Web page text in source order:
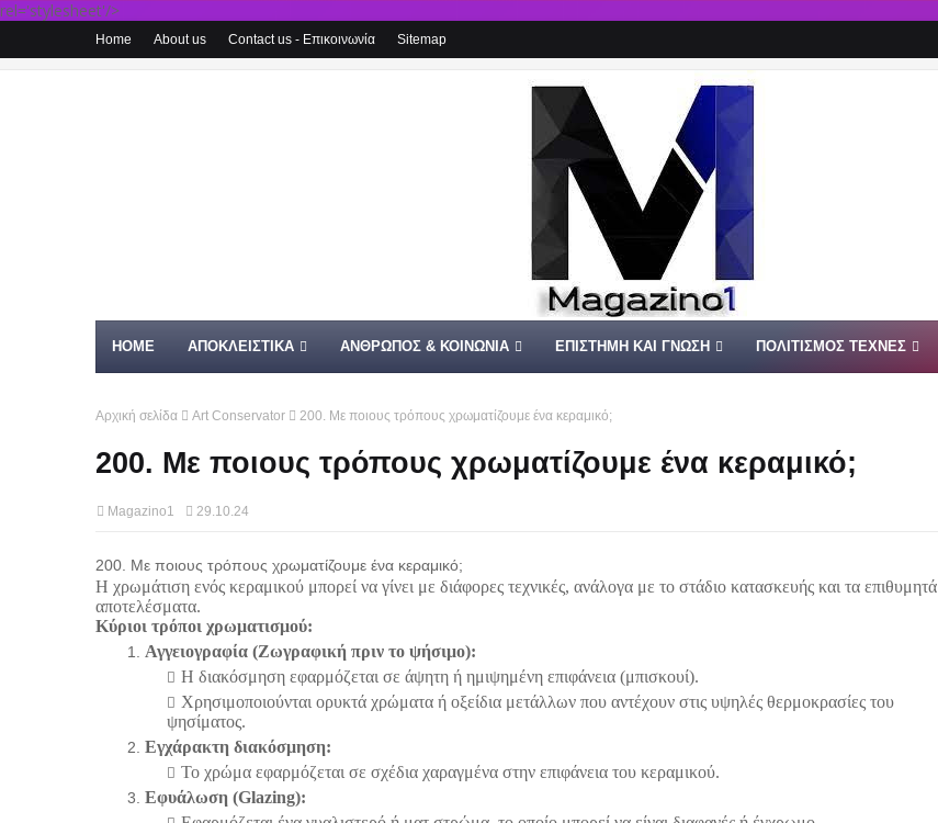
rel='stylesheet'/>
Home About us Contact us - Επικοινωνία Sitemap
HOME ΑΠΟΚΛΕΙΣΤΙΚΑ ΑΝΘΡΩΠΟΣ & ΚΟΙΝΩΝΙΑ ΕΠΙΣΤΗΜΗ ΚΑΙ ΓΝΩΣΗ ΠΟΛΙΤΙΣΜΟΣ ΤΕΧΝΕΣ
Αρχική σελίδα Art Conservator 200. Με ποιους τρόπους χρωματίζουμε ένα κεραμικό;
200. Με ποιους τρόπους χρωματίζουμε ένα κεραμικό;
Magazino1 29.10.24
200. Με ποιους τρόπους χρωματίζουμε ένα κεραμικό;
Η χρωμάτιση ενός κεραμικού μπορεί να γίνει με διάφορες τεχνικές, ανάλογα με το στάδιο κατασκευής και τα επιθυμητά
αποτελέσματα.
Κύριοι τρόποι χρωματισμού:
Αγγειογραφία (Ζωγραφική πριν το ψήσιμο):
Η διακόσμηση εφαρμόζεται σε άψητη ή ημιψημένη επιφάνεια (μπισκουί).
Χρησιμοποιούνται ορυκτά χρώματα ή οξείδια μετάλλων που αντέχουν στις υψηλές θερμοκρασίες του
ψησίματος.
Εγχάρακτη διακόσμηση:
Το χρώμα εφαρμόζεται σε σχέδια χαραγμένα στην επιφάνεια του κεραμικού.
Εφυάλωση (Glazing):